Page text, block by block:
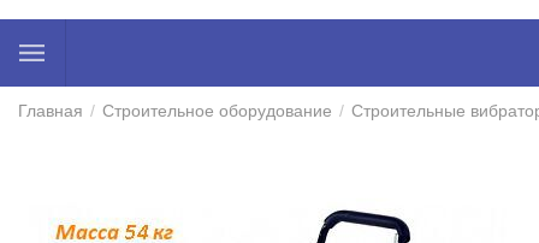
Главная / Строительное оборудование / Строительные